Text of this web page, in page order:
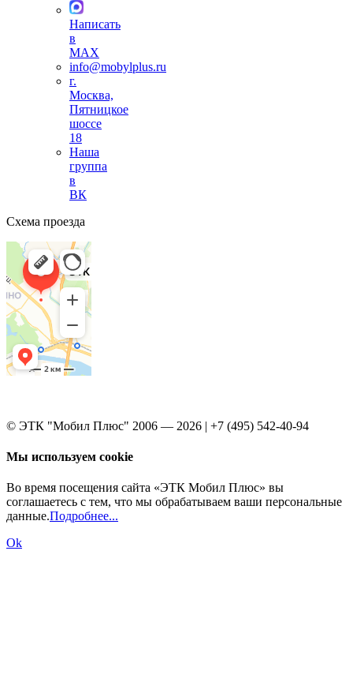
Написать
в
MAX
info@mobylplus.ru
г.
Москва,
Пятницкое
шоссе
18
Наша
группа
в
ВК
Схема проезда
© ЭТК "Мобил Плюс" 2006 — 2026 | +7 (495) 542-40-94
Мы используем cookie
Во время посещения сайта «ЭТК Мобил Плюс» вы
соглашаетесь с тем, что мы обрабатываем ваши персональные
данные.Подробнее...
Ok